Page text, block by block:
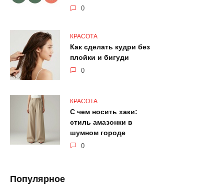
0
КРАСОТА
Как сделать кудри без
плойки и бигуди
0
КРАСОТА
С чем носить хаки:
стиль амазонки в
шумном городе
0
Популярное